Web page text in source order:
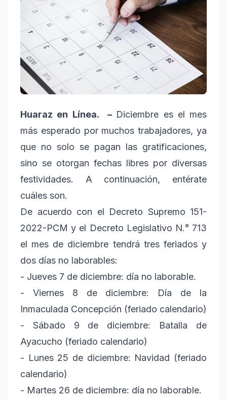
Huaraz en Línea. – Diciembre es el mes
más esperado por muchos trabajadores, ya
que no solo se pagan las gratificaciones,
sino se otorgan fechas libres por diversas
festividades. A continuación, entérate
cuáles son.
De acuerdo con el Decreto Supremo 151-
2022-PCM y el Decreto Legislativo N.° 713
el mes de diciembre tendrá tres feriados y
dos días no laborables:
- Jueves 7 de diciembre: día no laborable.
- Viernes 8 de diciembre: Día de la
Inmaculada Concepción (feriado calendario)
- Sábado 9 de diciembre: Batalla de
Ayacucho (feriado calendario)
- Lunes 25 de diciembre: Navidad (feriado
calendario)
- Martes 26 de diciembre: día no laborable.